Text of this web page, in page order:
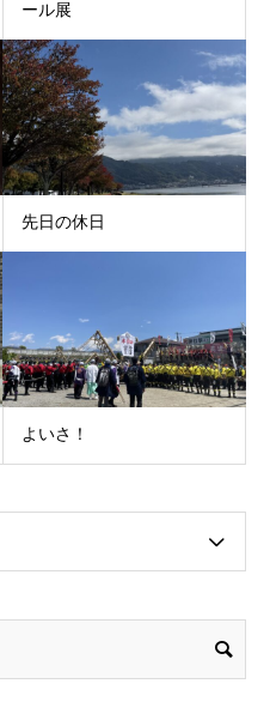
ール展
先日の休日
よいさ！